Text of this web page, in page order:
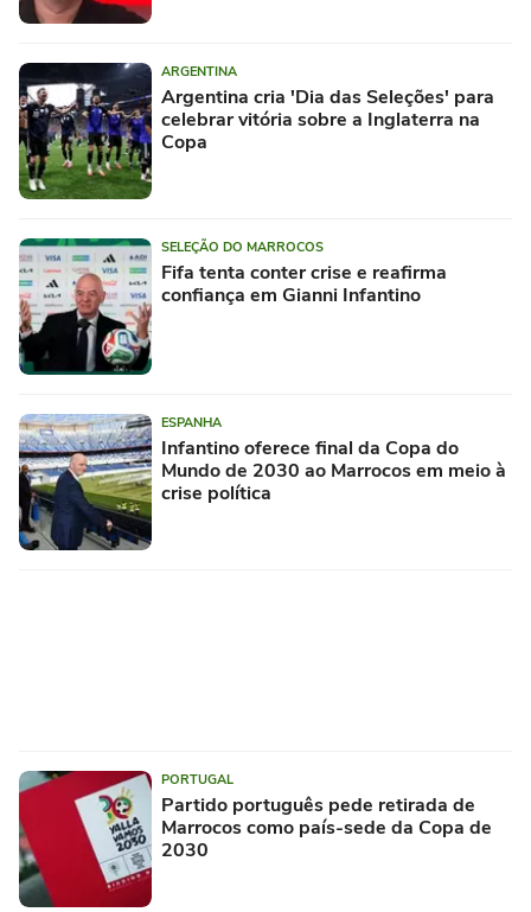
ARGENTINA
Argentina cria 'Dia das Seleções' para
celebrar vitória sobre a Inglaterra na
Copa
SELEÇÃO DO MARROCOS
Fifa tenta conter crise e reafirma
confiança em Gianni Infantino
ESPANHA
Infantino oferece final da Copa do
Mundo de 2030 ao Marrocos em meio à
crise política
PORTUGAL
Partido português pede retirada de
Marrocos como país-sede da Copa de
2030